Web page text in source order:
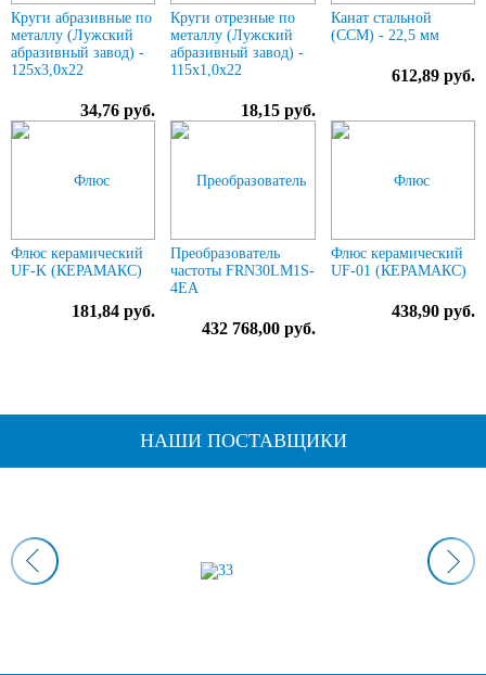
Круги абразивные по
металлу (Лужский
абразивный завод) -
125х3,0х22
34,76 руб.
Круги отрезные по
металлу (Лужский
абразивный завод) -
115х1,0х22
18,15 руб.
Канат стальной
(ССМ) - 22,5 мм
612,89 руб.
Флюс керамический
UF-K (КЕРАМАКС)
181,84 руб.
Преобразователь
частоты FRN30LM1S-
4EA
432 768,00 руб.
Флюс керамический
UF-01 (КЕРАМАКС)
438,90 руб.
НАШИ ПОСТАВЩИКИ